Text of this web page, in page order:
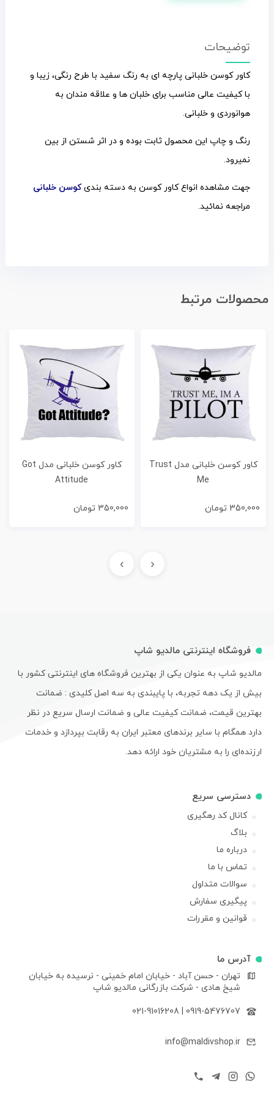
توضیحات
کاور کوسن خلبانی پارچه ای به رنگ سفید با طرح رنگی، زیبا و
با کیفیت عالی مناسب برای خلبان ها و علاقه مندان به
هوانوردی و خلبانی.
رنگ و چاپ این محصول ثابت بوده و در اثر شستن از بین
نمیرود.
جهت مشاهده انواع کاور کوسن به دسته بندی کوسن خلبانی
مراجعه نمائید.
محصولات مرتبط
کاور کوسن خلبانی مدل Trust
Me
350,000 تومان
کاور کوسن خلبانی مدل Got
Attitude
350,000 تومان
‹
›
فروشگاه اینترنتی مالدیو شاپ
مالدیو شاپ به عنوان یکی از بهترین فروشگاه های اینترنتی کشور با
بیش از یک دهه تجربه، با پایبندی به سه اصل کلیدی : ضمانت
بهترین قیمت، ضمانت کیفیت عالی و ضمانت ارسال سریع در نظر
دارد همگام با سایر برندهای معتبر ایران به رقابت بپردازد و خدمات
ارزنده‌ای را به مشتریان خود ارائه دهد.
دسترسی سریع
کانال کد رهگیری
بلاگ
درباره ما
تماس با ما
سوالات متداول
پیگیری سفارش
قوانین و مقررات
آدرس ما
تهران - حسن آباد - خیابان امام خمینی - نرسیده به خیابان
شیخ هادی - شرکت بازرگانی مالدیو شاپ
0919-5476707
021-91016208
info@maldivshop.ir